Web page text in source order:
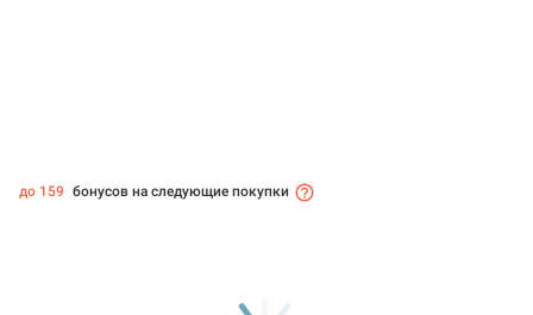
до 159 бонусов на следующие покупки